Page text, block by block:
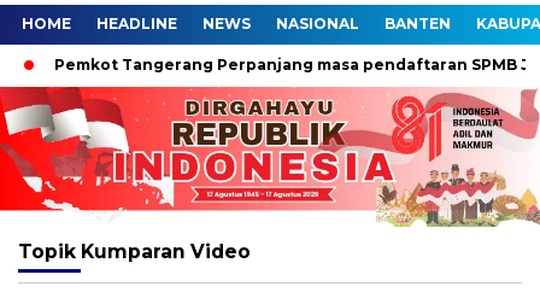
HOME HEADLINE NEWS NASIONAL BANTEN
Pemkot Tangerang Perpanjang masa pendaftaran SPMB
Topik Kumparan Video